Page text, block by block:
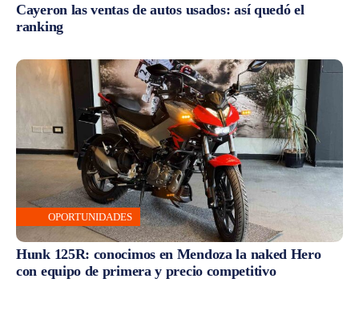
Cayeron las ventas de autos usados: así quedó el
ranking
OPORTUNIDADES
Hunk 125R: conocimos en Mendoza la naked Hero
con equipo de primera y precio competitivo